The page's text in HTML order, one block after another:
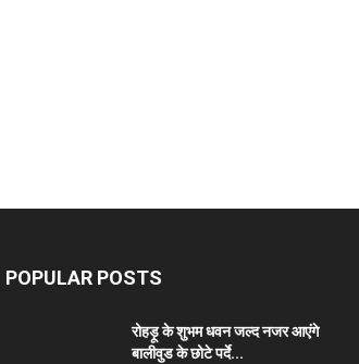
POPULAR POSTS
रोहड़ू के शुभम धवन जल्द नजर आएंगे
बालीवुड के छोटे पर्दे...